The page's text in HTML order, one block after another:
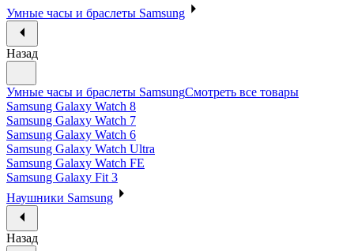
Умные часы и браслеты Samsung
Назад
Умные часы и браслеты SamsungСмотреть все товары
Samsung Galaxy Watch 8
Samsung Galaxy Watch 7
Samsung Galaxy Watch 6
Samsung Galaxy Watch Ultra
Samsung Galaxy Watch FE
Samsung Galaxy Fit 3
Наушники Samsung
Назад